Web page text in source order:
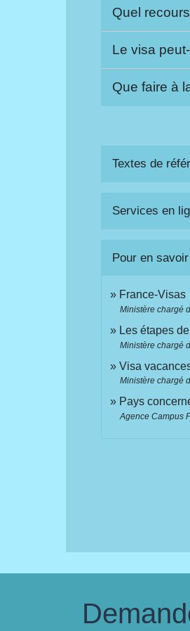
Quel
Le visa
Que faire à
Textes de
Services en
Pour en
France-Visas
Ministère chargé
Les étapes
Ministère chargé
Visa
Ministère chargé
Pays
Agence Campus